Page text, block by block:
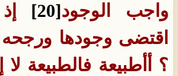
واجب الوجود[20]
اقتضى وجودها
؟ أأطبيعة فالطبيعة لا